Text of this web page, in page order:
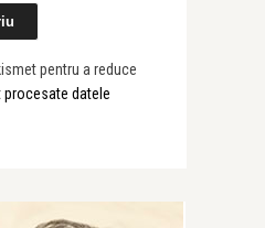
pentru a reduce
datele